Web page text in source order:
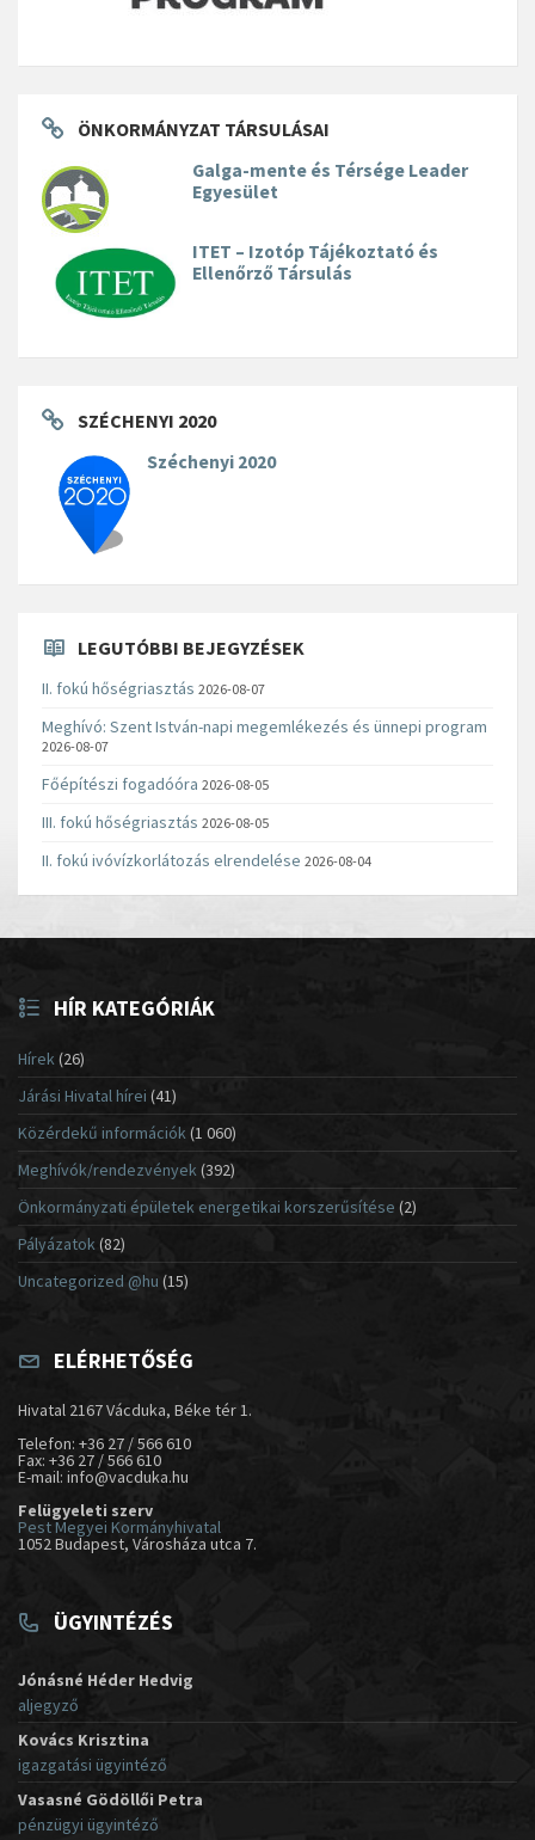
ÖNKORMÁNYZAT TÁRSULÁSAI
Galga-mente és Térsége Leader
Egyesület
ITET – Izotóp Tájékoztató és
Ellenőrző Társulás
SZÉCHENYI 2020
Széchenyi 2020
LEGUTÓBBI BEJEGYZÉSEK
II. fokú hőségriasztás 2026-08-07
Meghívó: Szent István-napi megemlékezés és ünnepi program
2026-08-07
Főépítészi fogadóóra 2026-08-05
III. fokú hőségriasztás 2026-08-05
II. fokú ivóvízkorlátozás elrendelése 2026-08-04
HÍR KATEGÓRIÁK
Hírek(26)
Járási Hivatal hírei (41)
Közérdekű információk(1 060)
Meghívók/rendezvények (392)
Önkormányzati épületek energetikai korszerűsítése (2)
Pályázatok (82)
Uncategorized @hu (15)
ELÉRHETŐSÉG
Hivatal 2167 Vácduka, Béke tér 1.
Telefon: +36 27 / 566 610
Fax: +36 27 / 566 610
E-mail: info@vacduka.hu
Felügyeleti szerv
Pest Megyei Kormányhivatal
1052 Budapest, Városháza utca 7.
ÜGYINTÉZÉS
Jónásné Héder Hedvig
aljegyző
Kovács Krisztina
igazgatási ügyintéző
Vasasné Gödöllői Petra
pénzügyi ügyintéző